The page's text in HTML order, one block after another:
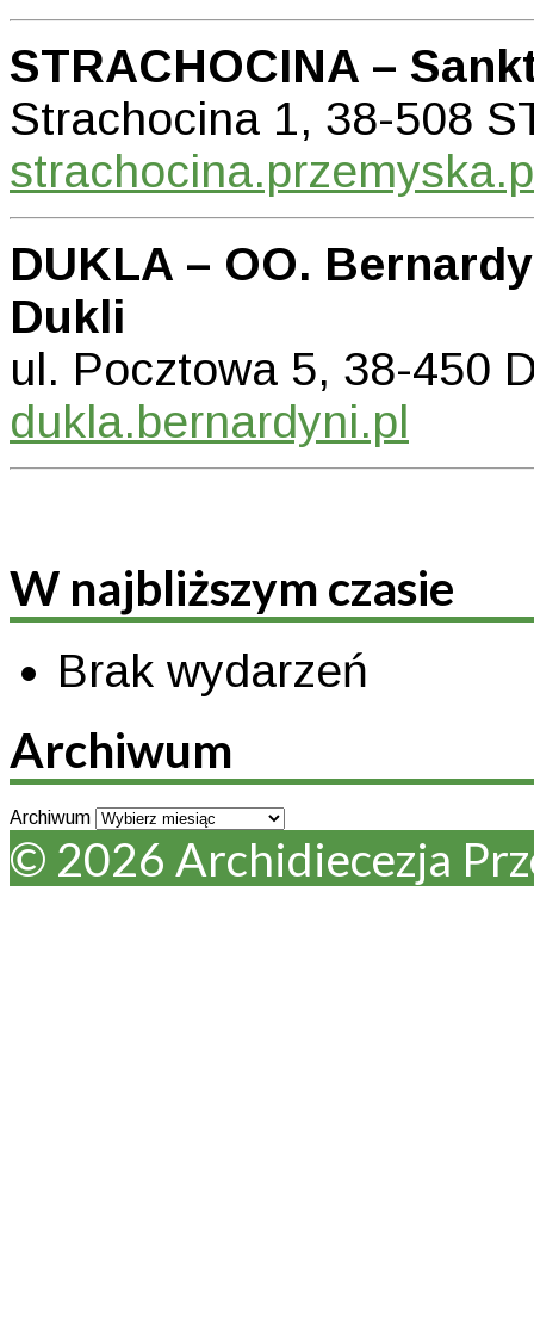
STRACHOCINA –
Strachocina 1, 38-508
DUKLA – OO.
Dukli
ul. Pocztowa 5, 38-450
dukla.bernardyni.pl
W najbliższym czasie
Brak wydarzeń
Archiwum
Archiwum
© 2026 Archidiecezja